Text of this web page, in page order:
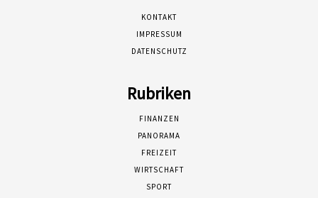
KONTAKT
IMPRESSUM
DATENSCHUTZ
Rubriken
FINANZEN
PANORAMA
FREIZEIT
WIRTSCHAFT
SPORT